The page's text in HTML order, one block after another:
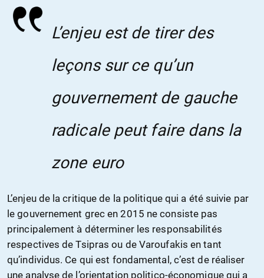
L’enjeu est de tirer des
leçons sur ce qu’un
gouvernement de gauche
radicale peut faire dans la
zone euro
L’enjeu de la critique de la politique qui a été suivie par
le gouvernement grec en 2015 ne consiste pas
principalement à déterminer les responsabilités
respectives de Tsipras ou de Varoufakis en tant
qu’individus. Ce qui est fondamental, c’est de réaliser
une analyse de l’orientation politico-économique qui a